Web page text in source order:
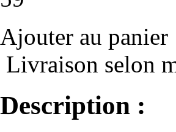
Ajouter au panier
Livraison selon
Description :